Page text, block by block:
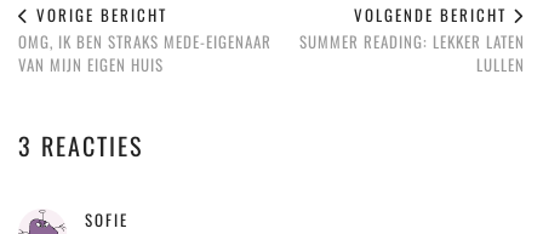
VORIGE BERICHT
OMG, IK BEN STRAKS MEDE-EIGENAAR
VAN MIJN EIGEN HUIS
VOLGENDE BERICHT
SUMMER READING: LEKKER LATEN
LULLEN
3 REACTIES
SOFIE